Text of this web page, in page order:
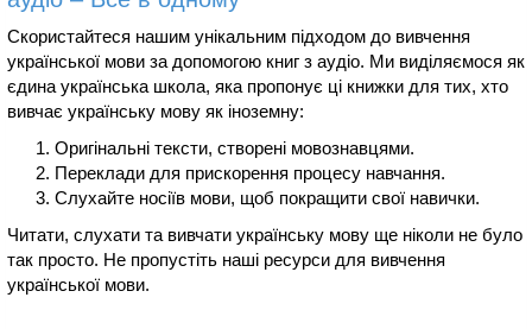
Скористайтеся нашим унікальним підходом до вивчення
української мови за допомогою книг з аудіо. Ми виділяємося як
єдина українська школа, яка пропонує ці книжки для тих, хто
вивчає українську мову як іноземну:
Оригінальні тексти, створені мовознавцями.
Переклади для прискорення процесу навчання.
Слухайте носіїв мови, щоб покращити свої навички.
Читати, слухати та вивчати українську мову ще ніколи не було
так просто. Не пропустіть наші ресурси для вивчення
української мови.